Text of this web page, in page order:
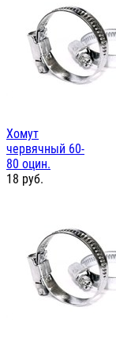
Хомут
червячный 60-
80 оцин.
18 руб.